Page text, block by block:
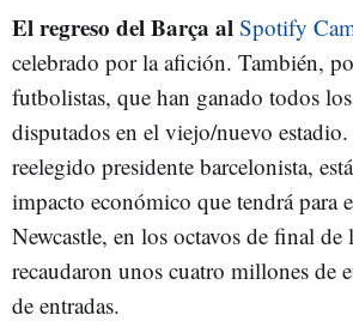
El regreso del Barça al Spotify
celebrado por la afición. También,
futbolistas, que han ganado todos
disputados en el viejo/nuevo
reelegido presidente barcelonista,
impacto económico que tendrá para
Newcastle, en los octavos de final de
recaudaron unos cuatro millones de
de entradas.